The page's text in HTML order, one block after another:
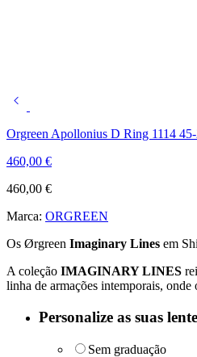
Orgreen Apollonius D Ring 1114
460,00 €
460,00 €
Marca: ORGREEN
Os Ørgreen Imaginary Lines em
A coleção IMAGINARY LINES
linha de armações intemporais,
Personalize as suas
Sem graduação